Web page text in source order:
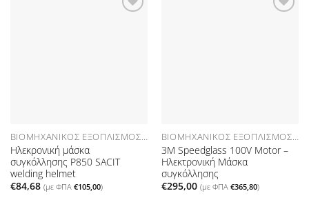
ΒΙΟΜΗΧΑΝΙΚΌΣ ΕΞΟΠΛΙΣΜΌΣ ΑΝΑΛΏΣΙΜΑ
Ηλεκρονική μάσκα
συγκόλλησης P850 SACIT
welding helmet
€84,68 (με ΦΠΑ €105,00)
ΒΙΟΜΗΧΑΝΙΚΌΣ ΕΞΟΠΛΙΣΜΌΣ ΑΝΑΛΏΣΙΜΑ
3Μ Speedglass 100V Motor –
Hλεκτρονική Μάσκα
συγκόλλησης
€295,00 (με ΦΠΑ €365,80)